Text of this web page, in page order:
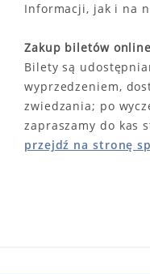
Informacji, jak i na
Zakup biletów online
Bilety są
wyprzedzeniem,
zwiedzania; po
zapraszamy do kas
przejdź na stronę